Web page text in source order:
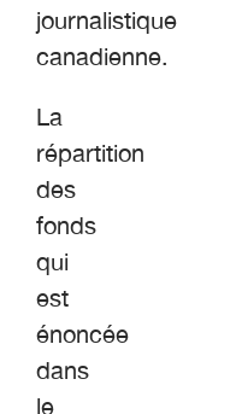
journalistique
canadienne.
La
répartition
des
fonds
qui
est
énoncée
dans
le